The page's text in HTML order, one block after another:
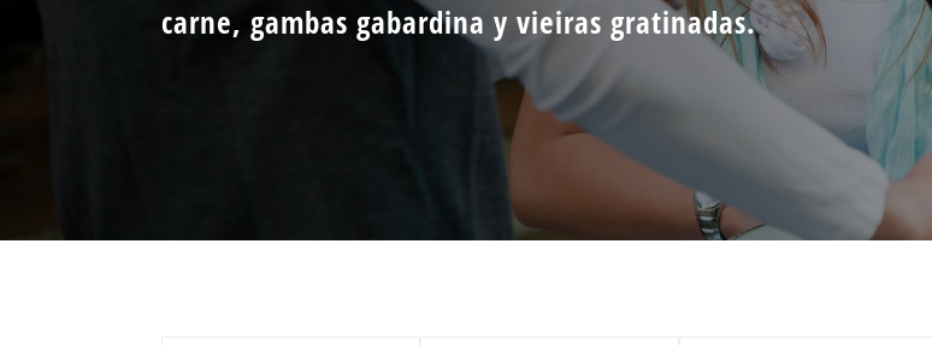
carne, gambas gabardina y vieiras gratinadas.